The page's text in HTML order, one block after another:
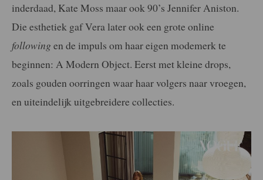
inderdaad, Kate Moss maar ook 90’s Jennifer Aniston.
Die esthetiek gaf Vera later ook een grote online
following en de impuls om haar eigen modemerk te
beginnen: A Modern Object. Eerst met kleine drops,
zoals gouden oorringen waar haar volgers naar vroegen,
en uiteindelijk uitgebreidere collecties.